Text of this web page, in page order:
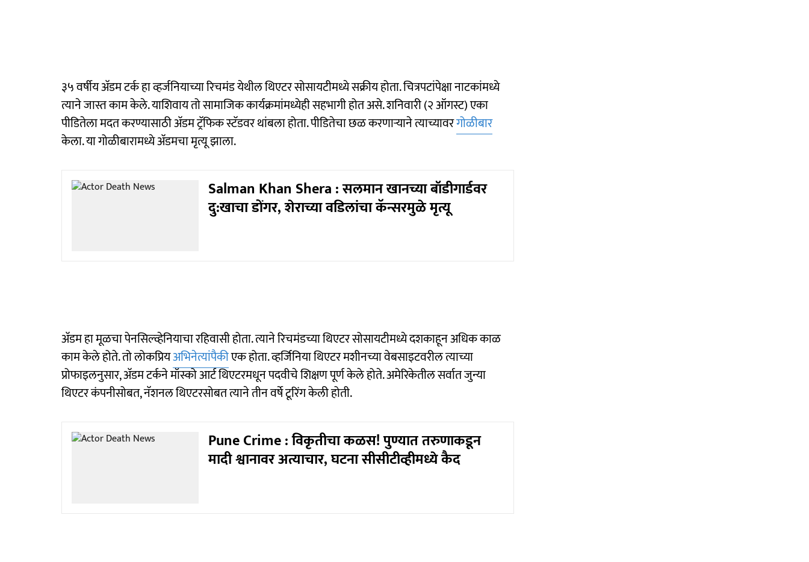
३५ वर्षीय अ‍ॅडम टर्क हा व्हर्जनियाच्या रिचमंड येथील थिएटर सोसायटीमध्ये सक्रीय होता. चित्रपटांपेक्षा नाटकांमध्ये
त्याने जास्त काम केले. याशिवाय तो सामाजिक कार्यक्रमांमध्येही सहभागी होत असे. शनिवारी (२ ऑगस्ट) एका
पीडितेला मदत करण्यासाठी अ‍ॅडम ट्रॅफिक स्टॅडवर थांबला होता. पीडितेचा छळ करणाऱ्याने त्याच्यावरगोळीबार
केला. या गोळीबारामध्ये अ‍ॅडमचा मृत्यू झाला.
Salman Khan Shera : सलमान खानच्या बॉडीगार्डवर
दु:खाचा डोंगर, शेराच्या वडिलांचा कॅन्सरमुळे मृत्यू
अ‍ॅडम हा मूळचा पेनसिल्व्हेनियाचा रहिवासी होता. त्याने रिचमंडच्या थिएटर सोसायटीमध्ये दशकाहून अधिक काळ
काम केले होते. तो लोकप्रियअभिनेत्यांपैकीएक होता. व्हर्जिनिया थिएटर मशीनच्या वेबसाइटवरील त्याच्या
प्रोफाइलनुसार, अ‍ॅडम टर्कने मॉस्को आर्ट थिएटरमधून पदवीचे शिक्षण पूर्ण केले होते. अमेरिकेतील सर्वात जुन्या
थिएटर कंपनीसोबत, नॅशनल थिएटरसोबत त्याने तीन वर्षे टूरिंग केली होती.
Pune Crime : विकृतीचा कळस! पुण्यात तरुणाकडून
मादी श्वानावर अत्याचार, घटना सीसीटीव्हीमध्ये कैद